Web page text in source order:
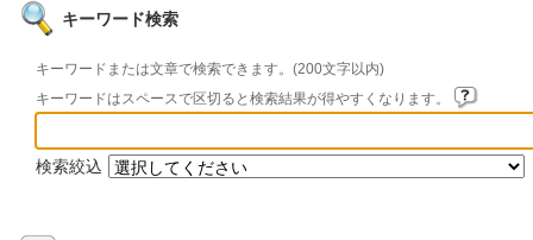
キーワード検索
キーワードまたは文章で検索できます。(200文字以内)
キーワードはスペースで区切ると検索結果が得やすくなります。
検索絞込